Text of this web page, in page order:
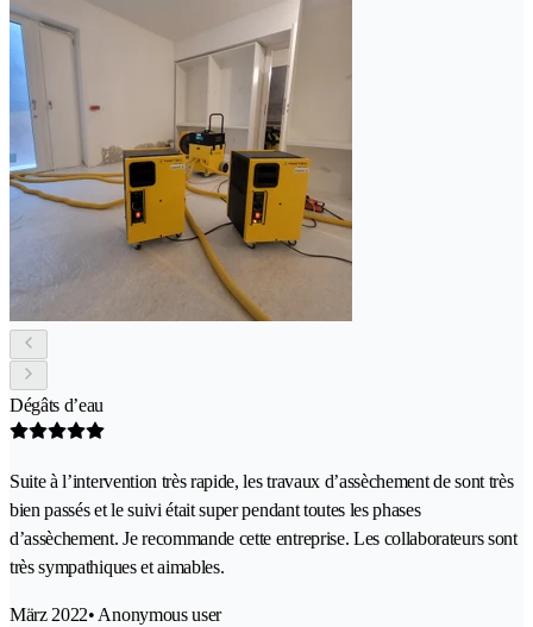
Dégâts d’eau
Suite à l’intervention très rapide, les travaux d’assèchement de sont très
bien passés et le suivi était super pendant toutes les phases
d’assèchement. Je recommande cette entreprise. Les collaborateurs sont
très sympathiques et aimables.
März 2022• Anonymous user